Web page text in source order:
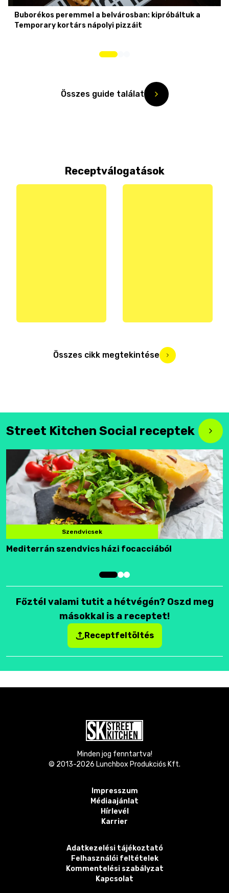
Buborékos peremmel a belvárosban: kipróbáltuk a
Temporary kortárs nápolyi pizzáit
Összes guide találat
Receptválogatások
Összes cikk megtekintése
Street Kitchen Social receptek
Szendvicsek
Mediterrán szendvics házi focacciából
Főztél valami tutit a hétvégén? Oszd meg
másokkal is a receptet!
Receptfeltöltés
Minden jog fenntartva!
© 2013-2026 Lunchbox Produkciós Kft.
Impresszum
Médiaajánlat
Hírlevél
Karrier
Adatkezelési tájékoztató
Felhasználói feltételek
Kommentelési szabályzat
Kapcsolat